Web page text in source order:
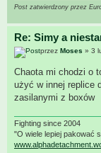
Post zatwierdzony przez
Re: Simy a
przez Moses » 3
Chaota mi chodzi o
użyć w innej replice
zasilanymi z boxów
Fighting since 2004
"O wiele lepiej pakować